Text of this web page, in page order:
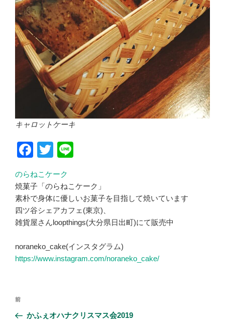
キャロットケーキ
F
c
e
b
o
o
k
T
tt
er
e
のらねこケーク
焼菓子「のらねこケーク」
素朴で身体に優しいお菓子を目指して焼いています
四ツ谷シェアカフェ(東京)、
雑貨屋さんloopthings(大分県日出町)にて販売中
noraneko_cake(インスタグラム)
https://www.instagram.com/noraneko_cake/
投
ナ
前
の
前
かふぇオハナクリスマス会2019